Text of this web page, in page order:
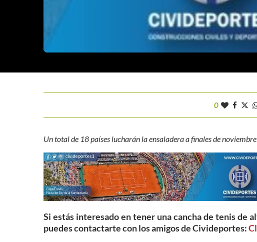
0
Un total de 18 países lucharán la ensaladera a finales de
Si estás interesado en tener una cancha de tenis de
puedes contactarte con los amigos de Civideportes: